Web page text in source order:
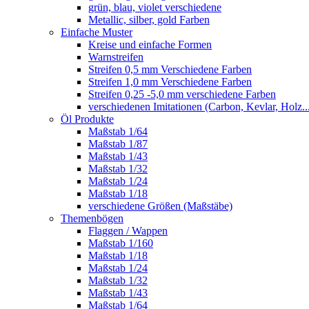
grün, blau, violet verschiedene
Metallic, silber, gold Farben
Einfache Muster
Kreise und einfache Formen
Warnstreifen
Streifen 0,5 mm Verschiedene Farben
Streifen 1,0 mm Verschiedene Farben
Streifen 0,25 -5,0 mm verschiedene Farben
verschiedenen Imitationen (Carbon, Kevlar,
Öl Produkte
Maßstab 1/64
Maßstab 1/87
Maßstab 1/43
Maßstab 1/32
Maßstab 1/24
Maßstab 1/18
verschiedene Größen (Maßstäbe)
Themenbögen
Flaggen / Wappen
Maßstab 1/160
Maßstab 1/18
Maßstab 1/24
Maßstab 1/32
Maßstab 1/43
Maßstab 1/64